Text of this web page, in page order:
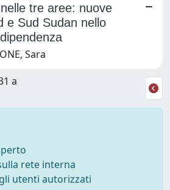
tre aree: nuove
e Sud Sudan nello
Sara
a
rete interna
utenti autorizzati